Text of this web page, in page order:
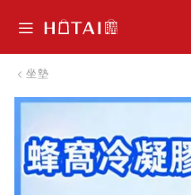
坐墊
跳到圖片庫的末尾